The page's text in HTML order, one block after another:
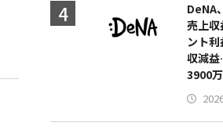
DeNA
売上
ント
収減
3900